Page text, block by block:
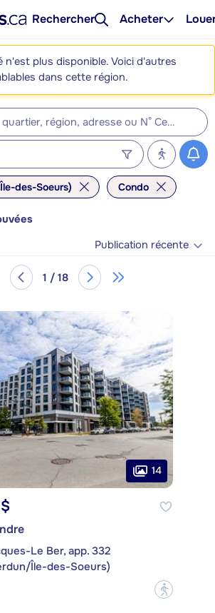
Rechercher Acheter
n'est plus disponible. Voici d'autres
dans cette région.
des-Soeurs) Condo
Publication récente
1 / 18
14
Le Ber, app. 332
Île-des-Soeurs)
?